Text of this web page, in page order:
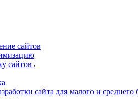
сайтов
сайтов
сайта для малого и среднего